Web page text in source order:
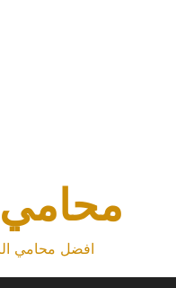
افضل محامي